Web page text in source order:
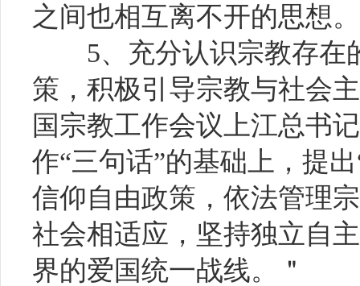
之间也相互离不开的思想。
5、充分认识宗教存在
策，积极引导宗教与社会
国宗教工作会议上江总书
作“三句话”的基础上，提
信仰自由政策，依法管理
社会相适应，坚持独立自
界的爱国统一战线。＂